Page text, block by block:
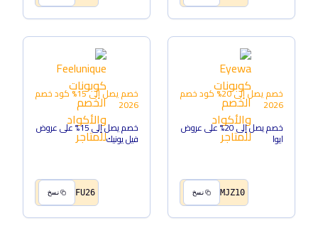
خصم يصل إلى 20% كود خصم
2026
خصم يصل إلى 20% على عروض
ايوا
MJZ10 نسخ
خصم يصل إلى 15% كود خصم
2026
خصم يصل إلى 15% على عروض
فيل يونيك
FU26 نسخ